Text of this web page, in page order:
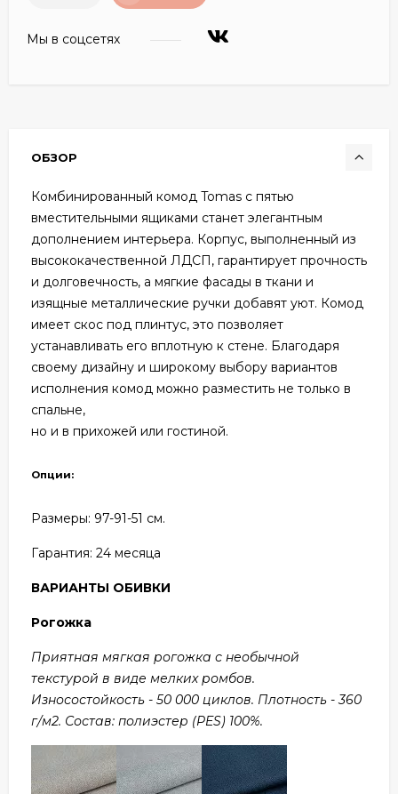
Мы в соцсетях
ОБЗОР
Комбинированный комод Tomas с пятью
вместительными ящиками станет элегантным
дополнением интерьера. Корпус, выполненный из
высококачественной ЛДСП, гарантирует прочность
и долговечность, а мягкие фасады в ткани и
изящные металлические ручки добавят уют. Комод
имеет скос под плинтус, это позволяет
устанавливать его вплотную к стене. Благодаря
своему дизайну и широкому выбору вариантов
исполнения комод можно разместить не только в
спальне,
но и в прихожей или гостиной.
Опции:
Размеры: 97-91-51 см.
Гарантия: 24 месяца
ВАРИАНТЫ ОБИВКИ
Рогожка
Приятная мягкая рогожка с необычной
текстурой в виде мелких ромбов.
Износостойкость - 50 000 циклов. Плотность - 360
г/м2. Состав: полиэстер (PES) 100%.